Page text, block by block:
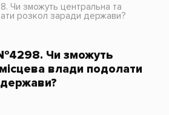
Чи зможуть центральна та
розкол заради держави?
Чи зможуть
влади подолати